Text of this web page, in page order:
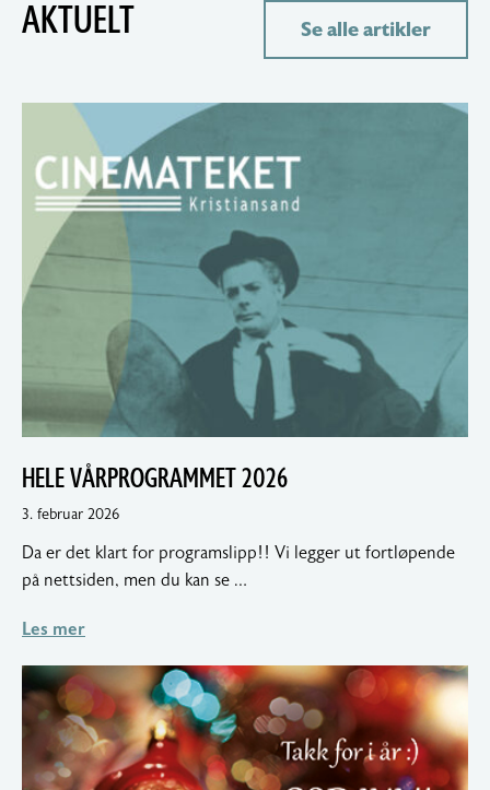
AKTUELT Se alle artikler
HELE VÅRPROGRAMMET 2026
3. februar 20264.
2026
Da er det klart for programslipp!! Vi legger ut fortløpende
på nettsiden, men du kan se …
Les mer